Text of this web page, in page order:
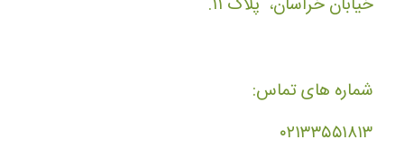
خیابان خراسان، پلاک ۱۱.
شماره های تماس:
۰۲۱۳۳۵۵۱۸۱۳